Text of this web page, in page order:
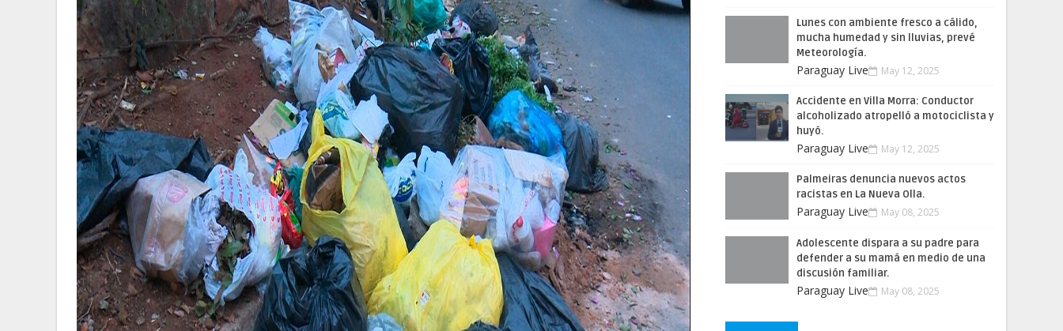
Lunes con ambiente fresco a cálido,
mucha humedad y sin lluvias, prevé
Meteorología.
Paraguay Live May 12, 2025
Accidente en Villa Morra: Conductor
alcoholizado atropelló a motociclista y
huyó.
Paraguay Live May 12, 2025
Palmeiras denuncia nuevos actos
racistas en La Nueva Olla.
Paraguay Live May 08, 2025
Adolescente dispara a su padre para
defender a su mamá en medio de una
discusión familiar.
Paraguay Live May 08, 2025